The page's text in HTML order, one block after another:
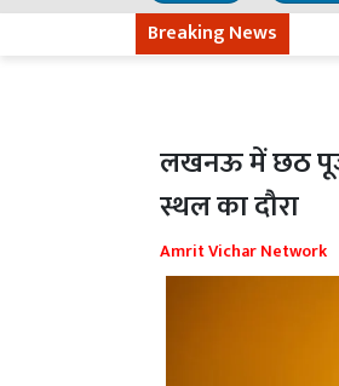
Breaking News
लखनऊ में छठ
स्थल का दौरा
Amrit Vichar Network